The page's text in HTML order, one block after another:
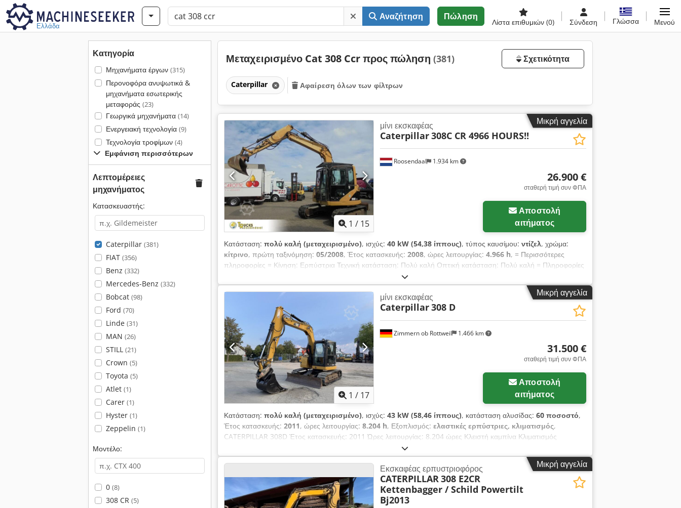
Ελλάδα
Αναζήτηση Πώληση
Λίστα επιθυμιών (0) Σύνδεση Γλώσσα Μενού
Κατηγορία
Μηχανήματα έργων (315)
Περονοφόρα ανυψωτικά &
μηχανήματα εσωτερικής
μεταφοράς (23)
Γεωργικά μηχανήματα (14)
Ενεργειακή τεχνολογία (9)
Τεχνολογία τροφίμων (4)
Εμφάνιση περισσότερων
Λεπτομέρειες
μηχανήματος
Κατασκευαστής:
Caterpillar (381)
FIAT (356)
Benz (332)
Mercedes-Benz (332)
Bobcat (98)
Ford (70)
Linde (31)
MAN (26)
STILL (21)
Crown (5)
Toyota (5)
Atlet (1)
Carer (1)
Hyster (1)
Zeppelin (1)
Μοντέλο:
0 (8)
308 CR (5)
Μεταχειρισμένο Cat 308 Ccr προς πώληση (381) Σχετικότητα
Caterpillar Αφαίρεση όλων των φίλτρων
Μικρή αγγελία
1 / 15
Roosendaal 1.934 km
μίνι εκσκαφέας
Caterpillar308C CR 4966 HOURS!!
26.900 €
σταθερή τιμή συν ΦΠΑ
Αποστολή
αιτήματος
Κατάσταση: πολύ καλή (μεταχειρισμένο), ισχύς: 40 kW (54,38 ίππους), τύπος καυσίμου: ντίζελ, χρώμα:
κίτρινο, πρώτη ταξινόμηση: 05/2008, Έτος κατασκευής: 2008, ώρες λειτουργίας: 4.966 h, = Περισσότερες
πληροφορίες = Κίνηση: Ερπύστρια Τεχνική κατάσταση: Πολύ καλή Οπτική κατάσταση: Πολύ καλή = Πληροφορίες
εταιρείας = Εάν έχετε ερωτήσεις ή προτάσεις, μην διστάσετε να επικοινωνήσετε μαζί μας. Εγγυόμαστε απάντηση
εντός 8 ωρών. Οι τιμές είναι χωρίς ΦΠΑ. Δεν μπορούν να προκύψουν δικαιώματα από τις παραπάνω
πληροφορίες. Τηλέφωνο γραφείου: Dcsdsymq Uqopfx Aphok MOB: Nederlands - English - Deutsch - Francais
- Español - Italiano (διαθέσιμο στο WhatsApp και Viber). MOB: Nederlands (διαθέσιμο στο WhatsApp και
Viber). Κατά την πληρωμή με τραπεζικό έμβασμα, τα χρήματα πρέπει να μεταφερθούν στον παρακάτω τραπεζικό
λογαριασμό μας. Ελέγχετε πάντα τα στοιχεία πληρωμής που αναφέρονται στην ιστοσελίδα μας. Σε περίπτωση
που λάβετε διαφορετικές πληροφορίες, επικοινωνήστε μαζί μας. Εάν έχετε αμφιβολίες, καλέστε μας για να
επιβεβαιώσουμε το τιμολόγιο και/ή την πληρωμή. Τραπεζικά στοιχεία: Rabobank Laan van Limburg 2 4701BP
Roosendaal IBAN: NL 89 RABO EORI/BTW/TAX: NL857401B(01) BIC/SWIFT: RABONL2U
Μικρή αγγελία
1 / 17
Zimmern ob Rottweil 1.466 km
μίνι εκσκαφέας
Caterpillar308 D
31.500 €
σταθερή τιμή συν ΦΠΑ
Αποστολή
αιτήματος
Κατάσταση: πολύ καλή (μεταχειρισμένο), ισχύς: 43 kW (58,46 ίππους), κατάσταση αλυσίδας: 60 ποσοστό,
Έτος κατασκευής: 2011, ώρες λειτουργίας: 8.204 h, Εξοπλισμός: ελαστικές ερπύστριες, κλιματισμός,
CATERPILLAR 308D Έτος κατασκευής: 2011 Ώρες λειτουργίας: 8.204 ώρες Κλειστή καμπίνα Κλιματισμός
Ραδιόφωνο Dcsdozrt Amspfx Aphek Μονόβραχίονος εκσκαφέας Μήκος βραχίονα: 2,20 μ. Υδραυλικές συνδέσεις
για σφυρί, λαβίδα και ψαλίδι Σύστημα γρήγορης αλλαγής εργαλείων OQ45 1 x κάδος – πλάτος 750 mm
Διατηρημένο σε ποσοστό περίπου 60% Επικαλύψεις εδάφους, πλάτος 450 mm Υποστήριξη πλάκας Κινητήρας
Mitsubishi, ισχύς 43 kW CE Βάρος λειτουργίας: 8,5 τόνοι.
Μικρή αγγελία
Εκσκαφέας ερπυστριοφόρος
CATERPILLAR308 E2CR
Kettenbagger / Schild Powertilt
Bj2013